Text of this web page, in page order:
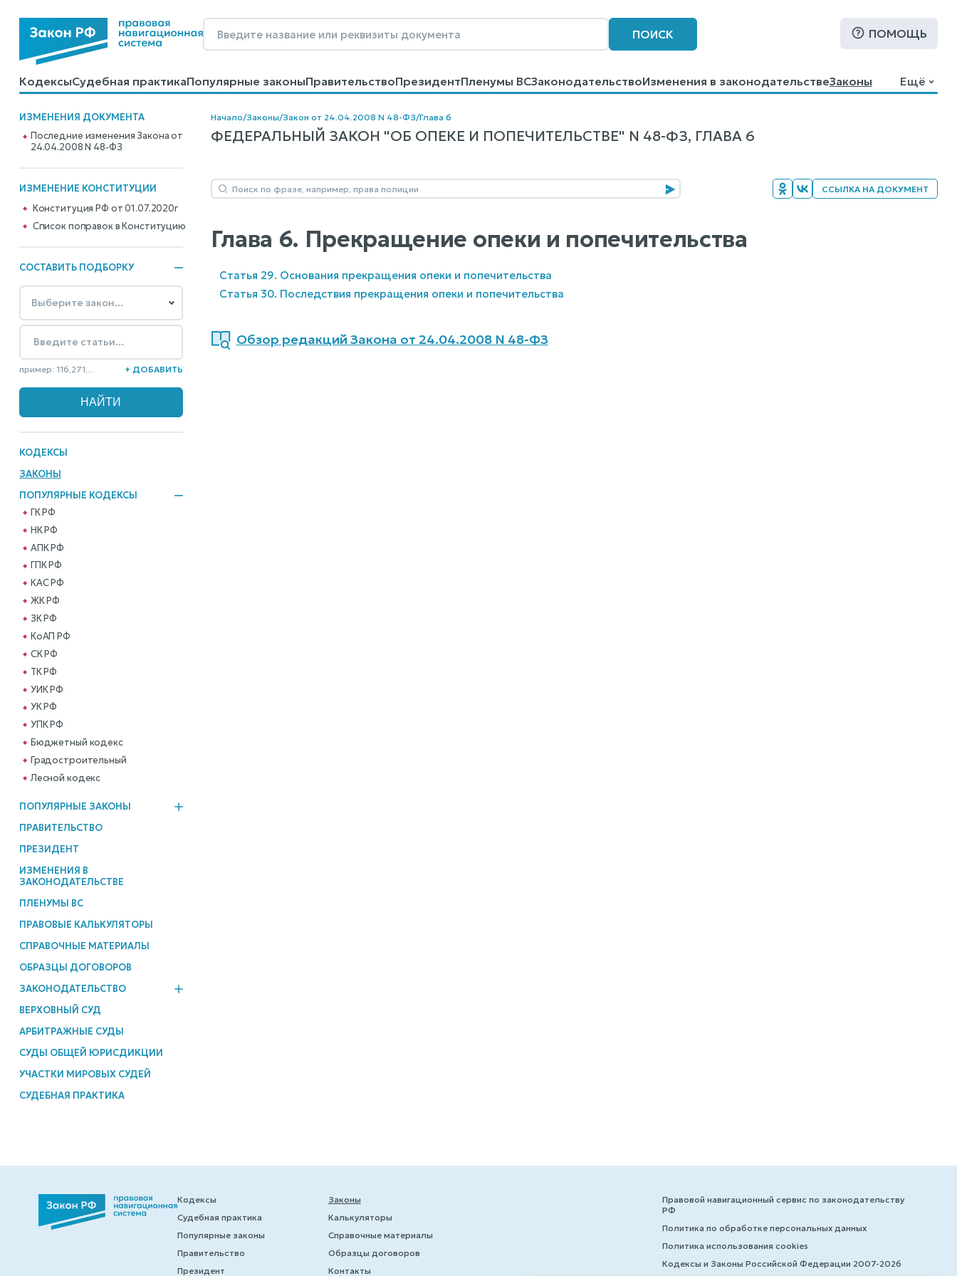
ПОИСК ПОМОЩЬ
КодексыСудебная практикаПопулярные законыПравительствоПрезидентПленумы ВСЗаконодательствоИзменения в законодательствеЗаконы
КалькуляторыСправочные материалыОбразцы договоровКонтактыПомощьПоиск
Ещё
ИЗМЕНЕНИЯ ДОКУМЕНТА
Последние изменения Закона от
24.04.2008 N 48-ФЗ
ИЗМЕНЕНИЕ КОНСТИТУЦИИ
Конституция РФ от 01.07.2020г
Cписок поправок в Конституцию
СОСТАВИТЬ ПОДБОРКУ
пример: 116,271,... + ДОБАВИТЬ
КОДЕКСЫ
ЗАКОНЫ
ПОПУЛЯРНЫЕ КОДЕКСЫ
ГК РФ
НК РФ
АПК РФ
ГПК РФ
КАС РФ
ЖК РФ
ЗК РФ
КоАП РФ
СК РФ
ТК РФ
УИК РФ
УК РФ
УПК РФ
Бюджетный кодекс
Градостроительный
Лесной кодекс
ПОПУЛЯРНЫЕ ЗАКОНЫ
ПРАВИТЕЛЬСТВО
ПРЕЗИДЕНТ
ИЗМЕНЕНИЯ В
ЗАКОНОДАТЕЛЬСТВЕ
ПЛЕНУМЫ ВС
ПРАВОВЫЕ КАЛЬКУЛЯТОРЫ
СПРАВОЧНЫЕ МАТЕРИАЛЫ
ОБРАЗЦЫ ДОГОВОРОВ
ЗАКОНОДАТЕЛЬСТВО
ВЕРХОВНЫЙ СУД
АРБИТРАЖНЫЕ СУДЫ
СУДЫ ОБЩЕЙ ЮРИСДИКЦИИ
УЧАСТКИ МИРОВЫХ СУДЕЙ
СУДЕБНАЯ ПРАКТИКА
Начало/Законы/Закон от 24.04.2008 N 48-ФЗ/Глава 6
ФЕДЕРАЛЬНЫЙ ЗАКОН "ОБ ОПЕКЕ И ПОПЕЧИТЕЛЬСТВЕ" N 48-ФЗ, ГЛАВА 6
ССЫЛКА НА ДОКУМЕНТ
Глава 6. Прекращение опеки и попечительства
Статья 29. Основания прекращения опеки и попечительства
Статья 30. Последствия прекращения опеки и попечительства
Обзор редакций Закона от 24.04.2008 N 48-ФЗ
Кодексы
Судебная практика
Популярные законы
Правительство
Президент
Законы
Калькуляторы
Справочные материалы
Образцы договоров
Контакты
Правовой навигационный сервис по законодательству
РФ
Политика по обработке персональных данных
Политика использования cookies
Кодексы и Законы Российской Федерации 2007-2026